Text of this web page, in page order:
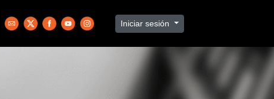
Iniciar sesión